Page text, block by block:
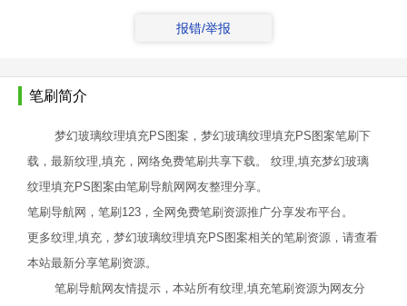
报错/举报
笔刷简介
梦幻玻璃纹理填充PS图案，梦幻玻璃纹理填充PS图案笔刷下
载，最新纹理,填充，网络免费笔刷共享下载。 纹理,填充梦幻玻璃
纹理填充PS图案由笔刷导航网网友整理分享。
笔刷导航网，笔刷123，全网免费笔刷资源推广分享发布平台。
更多纹理,填充，梦幻玻璃纹理填充PS图案相关的笔刷资源，请查看
本站最新分享笔刷资源。
笔刷导航网友情提示，本站所有纹理,填充笔刷资源为网友分